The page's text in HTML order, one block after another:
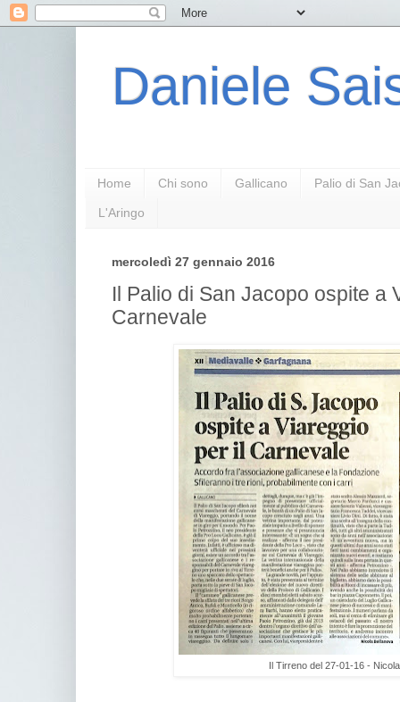
Daniele
Home Chi sono Gallicano Palio di San
L'Aringo
mercoledì 27 gennaio 2016
Il Palio di San Jacopo ospite a
Carnevale
Il Tirreno del 27-01-16 -